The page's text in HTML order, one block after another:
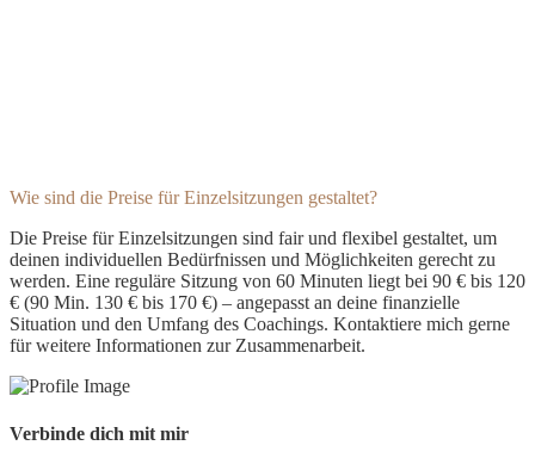
Wie sind die Preise für Einzelsitzungen gestaltet?
Die Preise für Einzelsitzungen sind fair und flexibel gestaltet, um
deinen individuellen Bedürfnissen und Möglichkeiten gerecht zu
werden. Eine reguläre Sitzung von 60 Minuten liegt bei 90 € bis 120
€ (90 Min. 130 € bis 170 €) – angepasst an deine finanzielle
Situation und den Umfang des Coachings. Kontaktiere mich gerne
für weitere Informationen zur Zusammenarbeit.
Verbinde dich mit mir